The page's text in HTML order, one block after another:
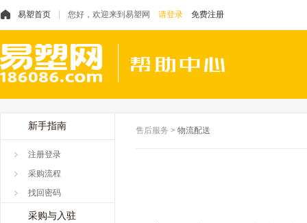
易塑首页 您好，欢迎来到易塑网 请登录 免费注册
新手指南
注册登录
采购流程
找回密码
采购与入驻
售后服务 > 物流配送